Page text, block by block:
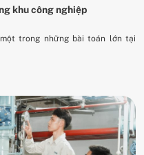
khu công nghiệp
trong những bài toán lớn tại